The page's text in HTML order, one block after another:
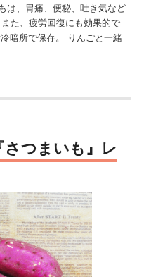
、胃痛、便秘、吐き気など
た、疲労回復にも効果的で
所で保存。 りんごと一緒
つまいも』レ